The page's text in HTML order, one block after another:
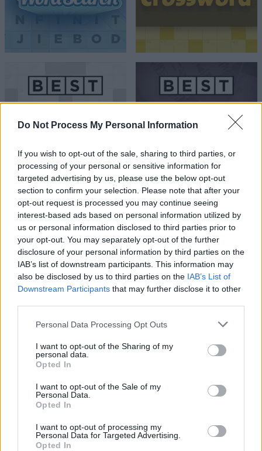
Do Not Process My Personal Information
If you wish to opt-out of the sale, sharing to third parties, or
processing of your personal or sensitive information for
targeted advertising by us, please use the below opt-out
section to confirm your selection. Please note that after your
opt-out request is processed you may continue seeing
interest-based ads based on personal information utilized by
us or personal information disclosed to third parties prior to
your opt-out. You may separately opt-out of the further
disclosure of your personal information by third parties on the
IAB’s list of downstream participants. This information may
also be disclosed by us to third parties on the IAB’s List of
Downstream Participants that may further disclose it to other
Please note that this website/app uses one or more Google
not limited to your visit or usage behaviour. You may click to
grant or deny consent to Google and its third-party tags to
use your data for below specified purposes in below Google
consent section.
Personal Data Processing Opt Outs
I want to opt-out of the Sharing of my
personal data.
Opted In
I want to opt-out of the Sale of my
Personal Data.
Opted In
I want to opt-out of processing my
Personal Data for Targeted Advertising.
Opted In